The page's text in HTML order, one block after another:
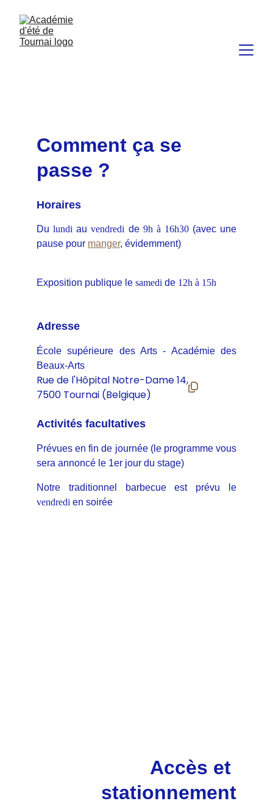
Comment ça se
passe ?
Adresse
Dulundiauvendredi de 9h à 16h30(avec une
pause pour manger, évidemment)
Horaires
Activités facultatives
Prévues en fin de journée (le programme vous
sera annoncé le 1er jour du stage)
École supérieure des Arts - Académie des
Beaux-Arts
Notre traditionnel barbecue est prévu le
vendredi en soirée
Exposition publique le samedi de 12h à 15h
Accès et
stationnement